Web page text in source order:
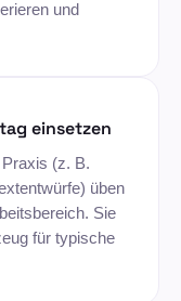
und
einsetzen
(z. B.
üben
Sie
für typische